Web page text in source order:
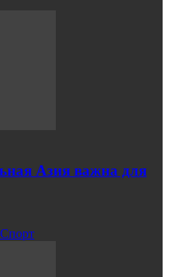
Азия важна для
Спорт